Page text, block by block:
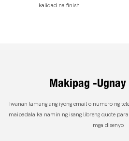
kalidad na finish.
Makipag -ugnay
Iwanan lamang ang iyong email o numero ng
maipadala ka namin ng isang libreng quote
mga disenyo